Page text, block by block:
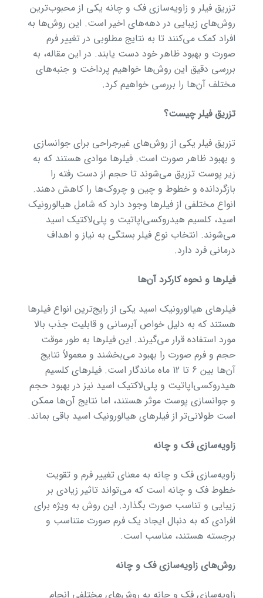
تزریق فیلر و زاویه‌سازی فک و چانه یکی از محبوب‌ترین
روش‌های زیبایی در دهه‌های اخیر است. این روش‌ها به
افراد کمک می‌کنند تا به نتایج مطلوبی در تغییر فرم
صورت و بهبود ظاهر خود دست یابند. در این مقاله، به
بررسی دقیق این روش‌ها خواهیم پرداخت و جنبه‌های
مختلف آن‌ها را بررسی خواهیم کرد.
تزریق فیلر چیست؟
تزریق فیلر یکی از روش‌های غیرجراحی برای جوانسازی
و بهبود ظاهر صورت است. فیلرها موادی هستند که به
زیر پوست تزریق می‌شوند تا حجم از دست رفته را
بازگردانده و خطوط و چین و چروک‌ها را کاهش دهند.
انواع مختلفی از فیلرها وجود دارد که شامل هیالورونیک
اسید، کلسیم هیدروکسی‌اپاتیت و پلی‌لاکتیک اسید
می‌شوند. انتخاب نوع فیلر بستگی به نیاز و اهداف
درمانی فرد دارد.
فیلرها و نحوه کارکرد آن‌ها
فیلرهای هیالورونیک اسید یکی از رایج‌ترین انواع فیلرها
هستند که به دلیل خواص آبرسانی و قابلیت جذب بالا
مورد استفاده قرار می‌گیرند. این فیلرها به طور موقت
حجم و فرم صورت را بهبود می‌بخشند و معمولاً نتایج
آن‌ها بین 6 تا 12 ماه ماندگار است. فیلرهای کلسیم
هیدروکسی‌اپاتیت و پلی‌لاکتیک اسید نیز در بهبود حجم
و جوانسازی پوست موثر هستند، اما نتایج آن‌ها ممکن
است طولانی‌تر از فیلرهای هیالورونیک اسید باقی بماند.
زاویه‌سازی فک و چانه
زاویه‌سازی فک و چانه به معنای تغییر فرم و تقویت
خطوط فک و چانه است که می‌تواند تاثیر زیادی بر
زیبایی و تناسب صورت بگذارد. این روش به ویژه برای
افرادی که به دنبال ایجاد یک فرم صورت متناسب و
برجسته هستند، مناسب است.
روش‌های زاویه‌سازی فک و چانه
زاویه‌سازی فک و چانه به روش‌های مختلفی انجام